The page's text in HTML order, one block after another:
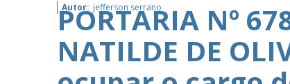
Autor: jefferson serrano
PORTARIA Nº
NATILDE DE